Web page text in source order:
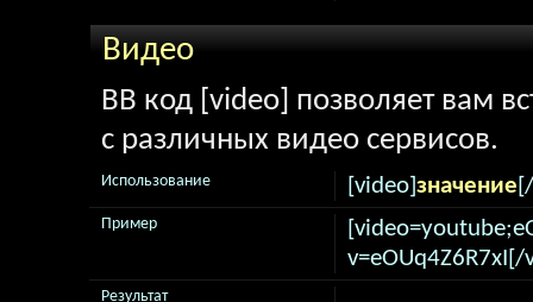
Видео
BB код [video] позволяет вам
с различных видео сервисов.
[video]значение
Использование
v=eOUq4Z6R7xI[/
Пример
Результат